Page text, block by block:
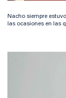
Nacho siempre
las ocasiones en las